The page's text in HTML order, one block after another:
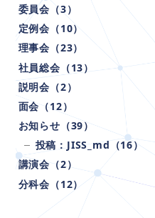
委員会（3）
定例会（10）
理事会（23）
社員総会（13）
説明会（2）
面会（12）
お知らせ（39）
投稿：JISS_md（16）
講演会（2）
分科会（12）